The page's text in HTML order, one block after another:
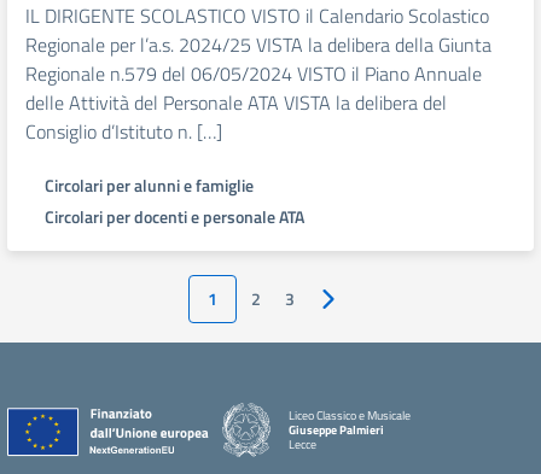
IL DIRIGENTE SCOLASTICO VISTO il Calendario Scolastico
Regionale per l’a.s. 2024/25 VISTA la delibera della Giunta
Regionale n.579 del 06/05/2024 VISTO il Piano Annuale
delle Attività del Personale ATA VISTA la delibera del
Consiglio d’Istituto n. […]
Circolari per alunni e famiglie
Circolari per docenti e personale ATA
1 2 3 Pagina successiva
Liceo Classico e Musicale
Giuseppe Palmieri
Lecce